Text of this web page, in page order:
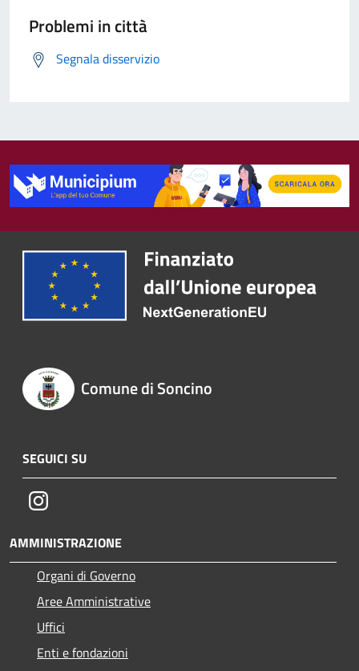
Problemi in città
Segnala disservizio
Comune di Soncino
SEGUICI SU
Instagram
AMMINISTRAZIONE
Organi di Governo
Aree Amministrative
Uffici
Enti e fondazioni